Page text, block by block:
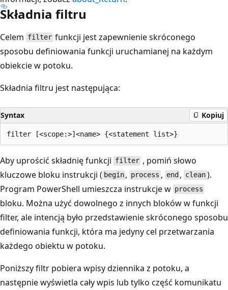
Składnia filtru
Celem filter funkcji jest zapewnienie skróconego
sposobu definiowania funkcji uruchamianej na każdym
obiekcie w potoku.
Składnia filtru jest następująca:
Syntax Kopiuj
Aby uprościć składnię funkcji filter , pomiń słowo
kluczowe bloku instrukcji ( begin , process , end , clean).
Program PowerShell umieszcza instrukcje w process
bloku. Można użyć dowolnego z innych bloków w funkcji
filter, ale intencją było przedstawienie skróconego sposobu
definiowania funkcji, która ma jedyny cel przetwarzania
każdego obiektu w potoku.
Poniższy filtr pobiera wpisy dziennika z potoku, a
następnie wyświetla cały wpis lub tylko część komunikatu